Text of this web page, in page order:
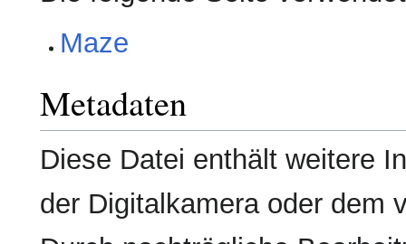
Maze
Metadaten
Diese Datei enthält weitere
der Digitalkamera oder dem